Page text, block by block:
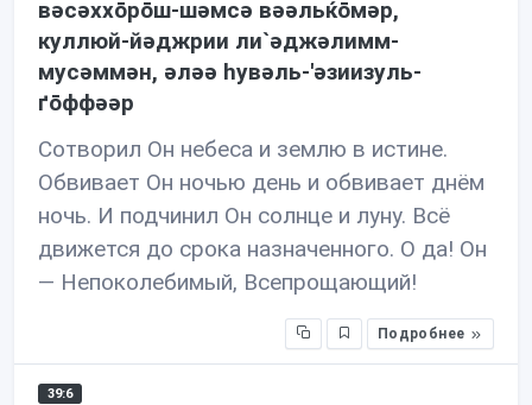
вəсəххōрōш-шəмсə вəəльќōмəр,
куллюй-йəджрии ли`əджəлимм-
мусəммəн, əлəə hувəль-'əзиизуль-
ґōффəəр
Сотворил Он небеса и землю в истине.
Обвивает Он ночью день и обвивает днём
ночь. И подчинил Он солнце и луну. Всё
движется до срока назначенного. О да! Он
— Непоколебимый, Всепрощающий!
Подробнее
39:6